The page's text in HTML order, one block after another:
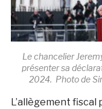
Le chancelier
présenter sa
2024. Photo de
L’allègement fiscal